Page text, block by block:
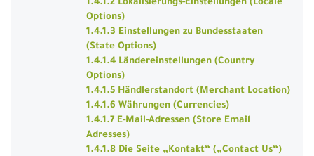
1.4.1.2 Lokalisierungs-Einstellungen (Locale
Options)
1.4.1.3 Einstellungen zu Bundesstaaten
(State Options)
1.4.1.4 Ländereinstellungen (Country
Options)
1.4.1.5 Händlerstandort (Merchant Location)
1.4.1.6 Währungen (Currencies)
1.4.1.7 E-Mail-Adressen (Store Email
Adresses)
1.4.1.8 Die Seite „Kontakt“ („Contact Us“)